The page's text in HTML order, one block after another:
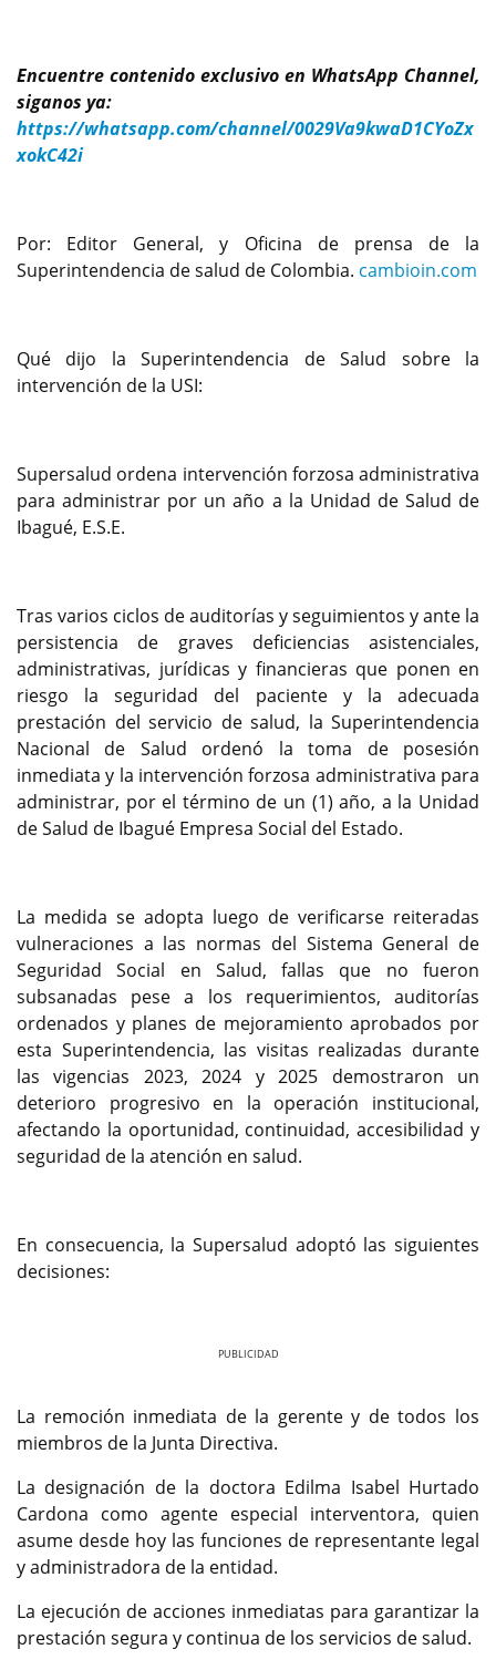
Encuentre contenido exclusivo en WhatsApp Channel,
siganos ya:
https://whatsapp.com/channel/0029Va9kwaD1CYoZx
xokC42i
Por: Editor General, y Oficina de prensa de la
Superintendencia de salud de Colombia. cambioin.com
Qué dijo la Superintendencia de Salud sobre la
intervención de la USI:
Supersalud ordena intervención forzosa administrativa
para administrar por un año a la Unidad de Salud de
Ibagué, E.S.E.
Tras varios ciclos de auditorías y seguimientos y ante la
persistencia de graves deficiencias asistenciales,
administrativas, jurídicas y financieras que ponen en
riesgo la seguridad del paciente y la adecuada
prestación del servicio de salud, la Superintendencia
Nacional de Salud ordenó la toma de posesión
inmediata y la intervención forzosa administrativa para
administrar, por el término de un (1) año, a la Unidad
de Salud de Ibagué Empresa Social del Estado.
La medida se adopta luego de verificarse reiteradas
vulneraciones a las normas del Sistema General de
Seguridad Social en Salud, fallas que no fueron
subsanadas pese a los requerimientos, auditorías
ordenados y planes de mejoramiento aprobados por
esta Superintendencia, las visitas realizadas durante
las vigencias 2023, 2024 y 2025 demostraron un
deterioro progresivo en la operación institucional,
afectando la oportunidad, continuidad, accesibilidad y
seguridad de la atención en salud.
En consecuencia, la Supersalud adoptó las siguientes
decisiones:
La remoción inmediata de la gerente y de todos los
miembros de la Junta Directiva.
La designación de la doctora Edilma Isabel Hurtado
Cardona como agente especial interventora, quien
asume desde hoy las funciones de representante legal
y administradora de la entidad.
La ejecución de acciones inmediatas para garantizar la
prestación segura y continua de los servicios de salud.